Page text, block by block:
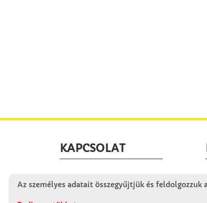
KAPCSOLAT
Winkler Iskolaszer Kft.
Az személyes adatait összegyűjtjük és feldolgozzuk